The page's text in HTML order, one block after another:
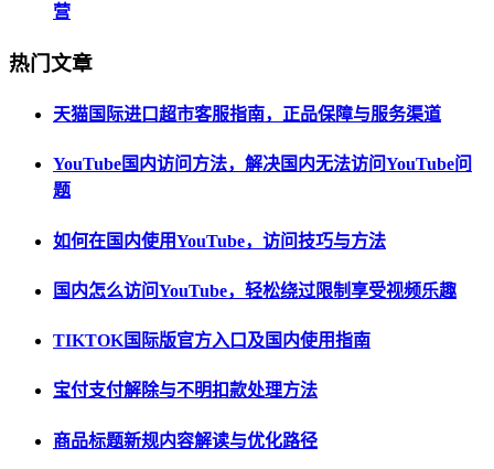
营
热门文章
天猫国际进口超市客服指南，正品保障与服务渠道
YouTube国内访问方法，解决国内无法访问YouTube问
题
如何在国内使用YouTube，访问技巧与方法
国内怎么访问YouTube，轻松绕过限制享受视频乐趣
TIKTOK国际版官方入口及国内使用指南
宝付支付解除与不明扣款处理方法
商品标题新规内容解读与优化路径